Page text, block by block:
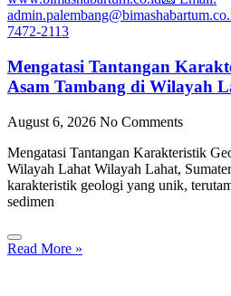
Mengatasi Tantangan
Asam Tambang di Wilayah
August 6, 2026 No Comments
Mengatasi Tantangan Karakteristik
Wilayah Lahat Wilayah Lahat,
karakteristik geologi yang unik,
sedimen
Read More »